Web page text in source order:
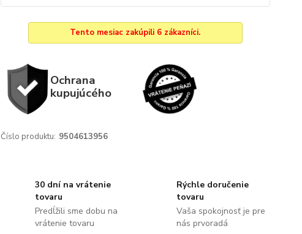
Tento mesiac zakúpili 6 zákazníci.
Ochrana
kupujúcého
Číslo produktu: 9504613956
30 dní na vrátenie
tovaru
Predĺžili sme dobu na
vrátenie tovaru
Rýchle doručenie
tovaru
Vaša spokojnosť je pre
nás prvoradá